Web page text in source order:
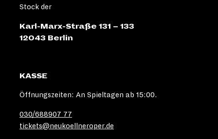
Stock der
Karl-Marx-Straße 131 – 133
12043 Berlin
KASSE
Öffnungszeiten: An Spieltagen ab 15:00.
030/688907 77
tickets@neukoellneroper.de